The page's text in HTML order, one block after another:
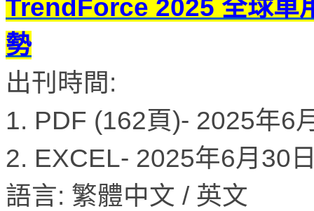
TrendForce 2025 全球車
勢
出刊時間:
1. PDF (162頁)- 2025年6
2. EXCEL- 2025年6月30
語言: 繁體中文 / 英文